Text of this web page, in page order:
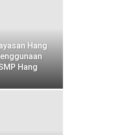
Hang
Hang